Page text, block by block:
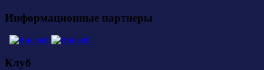
Информационные партнеры
Клуб